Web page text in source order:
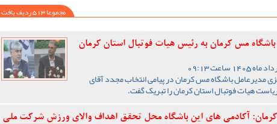
مجموعا 513 ردیف یافت شد
مس کرمان به رئیس هیات فوتبال استان کرمان
مدیرعامل باشگاه مس کرمان در پیامی انتخاب مجدد آقای
هیات فوتبال استان کرمان را تبریک گفت‌.
آکادمی های این باشگاه محل تحقق اهداف والای ورزش شرکت ملی